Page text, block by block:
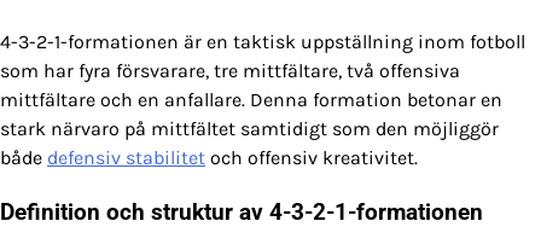
4-3-2-1-formationen är en taktisk uppställning inom fotboll
som har fyra försvarare, tre mittfältare, två offensiva
mittfältare och en anfallare. Denna formation betonar en
stark närvaro på mittfältet samtidigt som den möjliggör
både defensiv stabilitet och offensiv kreativitet.
Definition och struktur av 4-3-2-1-formationen